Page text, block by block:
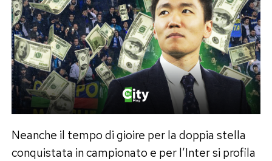
Neanche il tempo di gioire per la doppia stella
conquistata in campionato e per l’Inter si profila